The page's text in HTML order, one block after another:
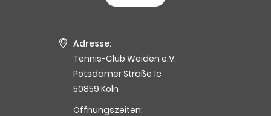
Adresse:
Tennis-Club Weiden e.V.
Potsdamer Straße 1c
50859 Köln
Öffnungszeiten: